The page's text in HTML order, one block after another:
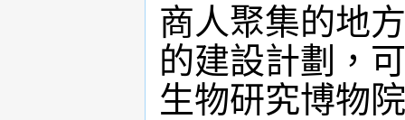
商人聚集的地
的建設計劃，
生物研究博物